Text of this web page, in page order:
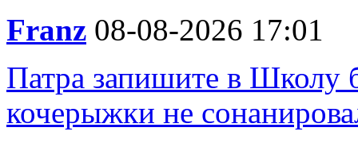
Franz 08-08-2026 17:01
Патра запишите в Школу
кочерыжки не